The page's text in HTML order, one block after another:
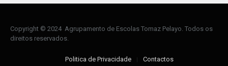
Copyright © 2024 Agrupamento de Escolas Tomaz Pelayo. Todos os
direitos reservados.
Politica de Privacidade Contactos